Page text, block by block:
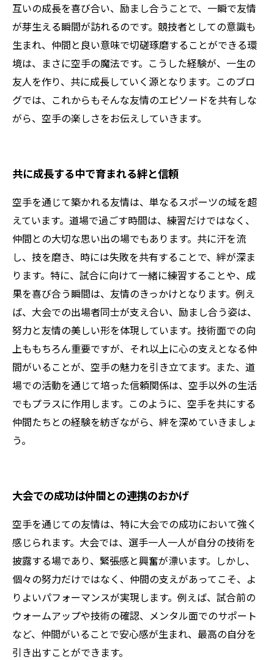
互いの成長を喜び合い、励まし合うことで、一瞬で友情
が芽生える瞬間が訪れるのです。競技者としての意識も
生まれ、仲間と良い意味で切磋琢磨することができる環
境は、まさに空手の魔法です。こうした経験が、一生の
友人を作り、共に成長していく源となります。このブロ
グでは、これからもそんな友情のエピソードを共有しな
がら、空手の楽しさをお伝えしていきます。
共に成長する中で育まれる絆と信頼
空手を通じて築かれる友情は、単なるスポーツの域を超
えています。道場で過ごす時間は、練習だけではなく、
仲間との大切な思い出の場でもあります。共に汗を流
し、技を磨き、時には失敗を共有することで、絆が深ま
ります。特に、試合に向けて一緒に練習することや、成
果を喜び合う瞬間は、友情のきっかけとなります。例え
ば、大会での出場者同士が支え合い、励まし合う姿は、
努力と友情の美しい形を体現しています。技術面での向
上ももちろん重要ですが、それ以上に心の支えとなる仲
間がいることが、空手の魅力を引き立てます。また、道
場での活動を通じて培った信頼関係は、空手以外の生活
でもプラスに作用します。このように、空手を共にする
仲間たちとの経験を紡ぎながら、絆を深めていきましょ
う。
大会での成功は仲間との連携のおかげ
空手を通じての友情は、特に大会での成功において強く
感じられます。大会では、選手一人一人が自分の技術を
披露する場であり、緊張感と興奮が漂います。しかし、
個々の努力だけではなく、仲間の支えがあってこそ、よ
りよいパフォーマンスが実現します。例えば、試合前の
ウォームアップや技術の確認、メンタル面でのサポート
など、仲間がいることで安心感が生まれ、最高の自分を
引き出すことができます。